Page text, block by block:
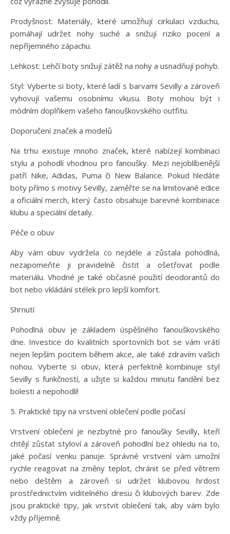
Prodyšnost: Materiály, které umožňují cirkulaci vzduchu,
pomáhají udržet nohy suché a snižují riziko pocení a
nepříjemného zápachu.
Lehkost: Lehčí boty snižují zátěž na nohy a usnadňují pohyb.
Styl: Vyberte si boty, které ladí s barvami Sevilly a zároveň
vyhovují vašemu osobnímu vkusu. Boty mohou být i
módním doplňkem vašeho fanouškovského outfitu.
Doporučení značek a modelů
Na trhu existuje mnoho značek, které nabízejí kombinaci
stylu a pohodlí vhodnou pro fanoušky. Mezi nejoblíbenější
patří Nike, Adidas, Puma či New Balance. Pokud hledáte
boty přímo s motivy Sevilly, zaměřte se na limitované edice
a oficiální merch, který často obsahuje barevné kombinace
klubu a speciální detaily.
Péče o obuv
Aby vám obuv vydržela co nejdéle a zůstala pohodlná,
nezapomeňte ji pravidelně čistit a ošetřovat podle
materiálu. Vhodné je také občasné použití deodorantů do
bot nebo vkládání stélek pro lepší komfort.
Shrnutí
Pohodlná obuv je základem úspěšného fanouškovského
dne. Investice do kvalitních sportovních bot se vám vrátí
nejen lepším pocitem během akce, ale také zdravím vašich
nohou. Vyberte si obuv, která perfektně kombinuje styl
Sevilly s funkčností, a užijte si každou minutu fandění bez
bolesti a nepohodlí!
5. Praktické tipy na vrstvení oblečení podle počasí
Vrstvení oblečení je nezbytné pro fanoušky Sevilly, kteří
chtějí zůstat styloví a zároveň pohodlní bez ohledu na to,
jaké počasí venku panuje. Správné vrstvení vám umožní
rychle reagovat na změny teplot, chránit se před větrem
nebo deštěm a zároveň si udržet klubovou hrdost
prostřednictvím viditelného dresu či klubových barev. Zde
jsou praktické tipy, jak vrstvit oblečení tak, aby vám bylo
vždy příjemně.